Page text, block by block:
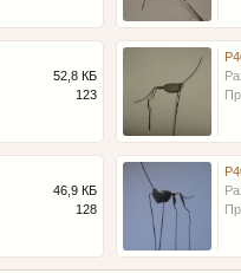
52,8 КБ
123
46,9 КБ
128